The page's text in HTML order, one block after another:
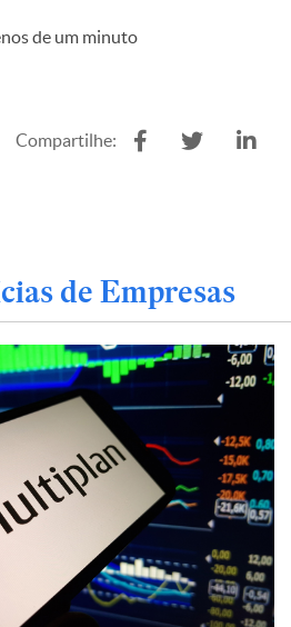
de um minuto
Compartilhe:
de Empresas